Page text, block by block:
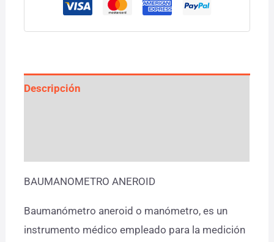
Descripción
BAUMANOMETRO ANEROID
Baumanómetro aneroid o manómetro, es un
instrumento médico empleado para la medición